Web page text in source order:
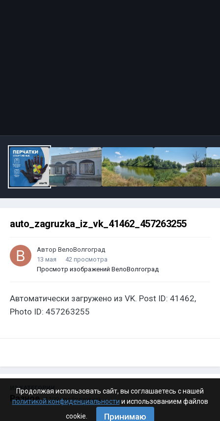
auto_zagruzka_iz_vk_41462_457263255
Автор ВелоВолгоград
13 мая
42 просмотра
Просмотр изображений ВелоВолгоград
Автоматически загружено из VK. Post ID: 41462,
Photo ID: 457263255
ИЗ КАТЕГОРИИ:
Разное · 4 199 изображений
Продолжая использовать сайт, вы соглашаетесь с нашей
политикой конфиденциальности и использованием файлов
cookie.
Принимаю